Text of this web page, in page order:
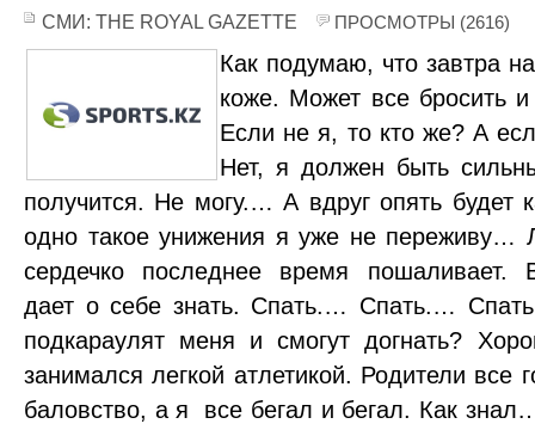
СМИ: THE ROYAL GAZETTE ПРОСМОТРЫ (2616)
Как подумаю, что завтра
коже. Может все бросить и
Если не я, то кто же? А
Нет, я должен быть
получится. Не могу.… А вдруг опять
одно такое унижения я уже не переживу…
сердечко последнее время пошаливает.
дает о себе знать. Спать.… Спать.…
подкараулят меня и смогут догнать?
занимался легкой атлетикой. Родители все
баловство, а я все бегал и бегал. Как